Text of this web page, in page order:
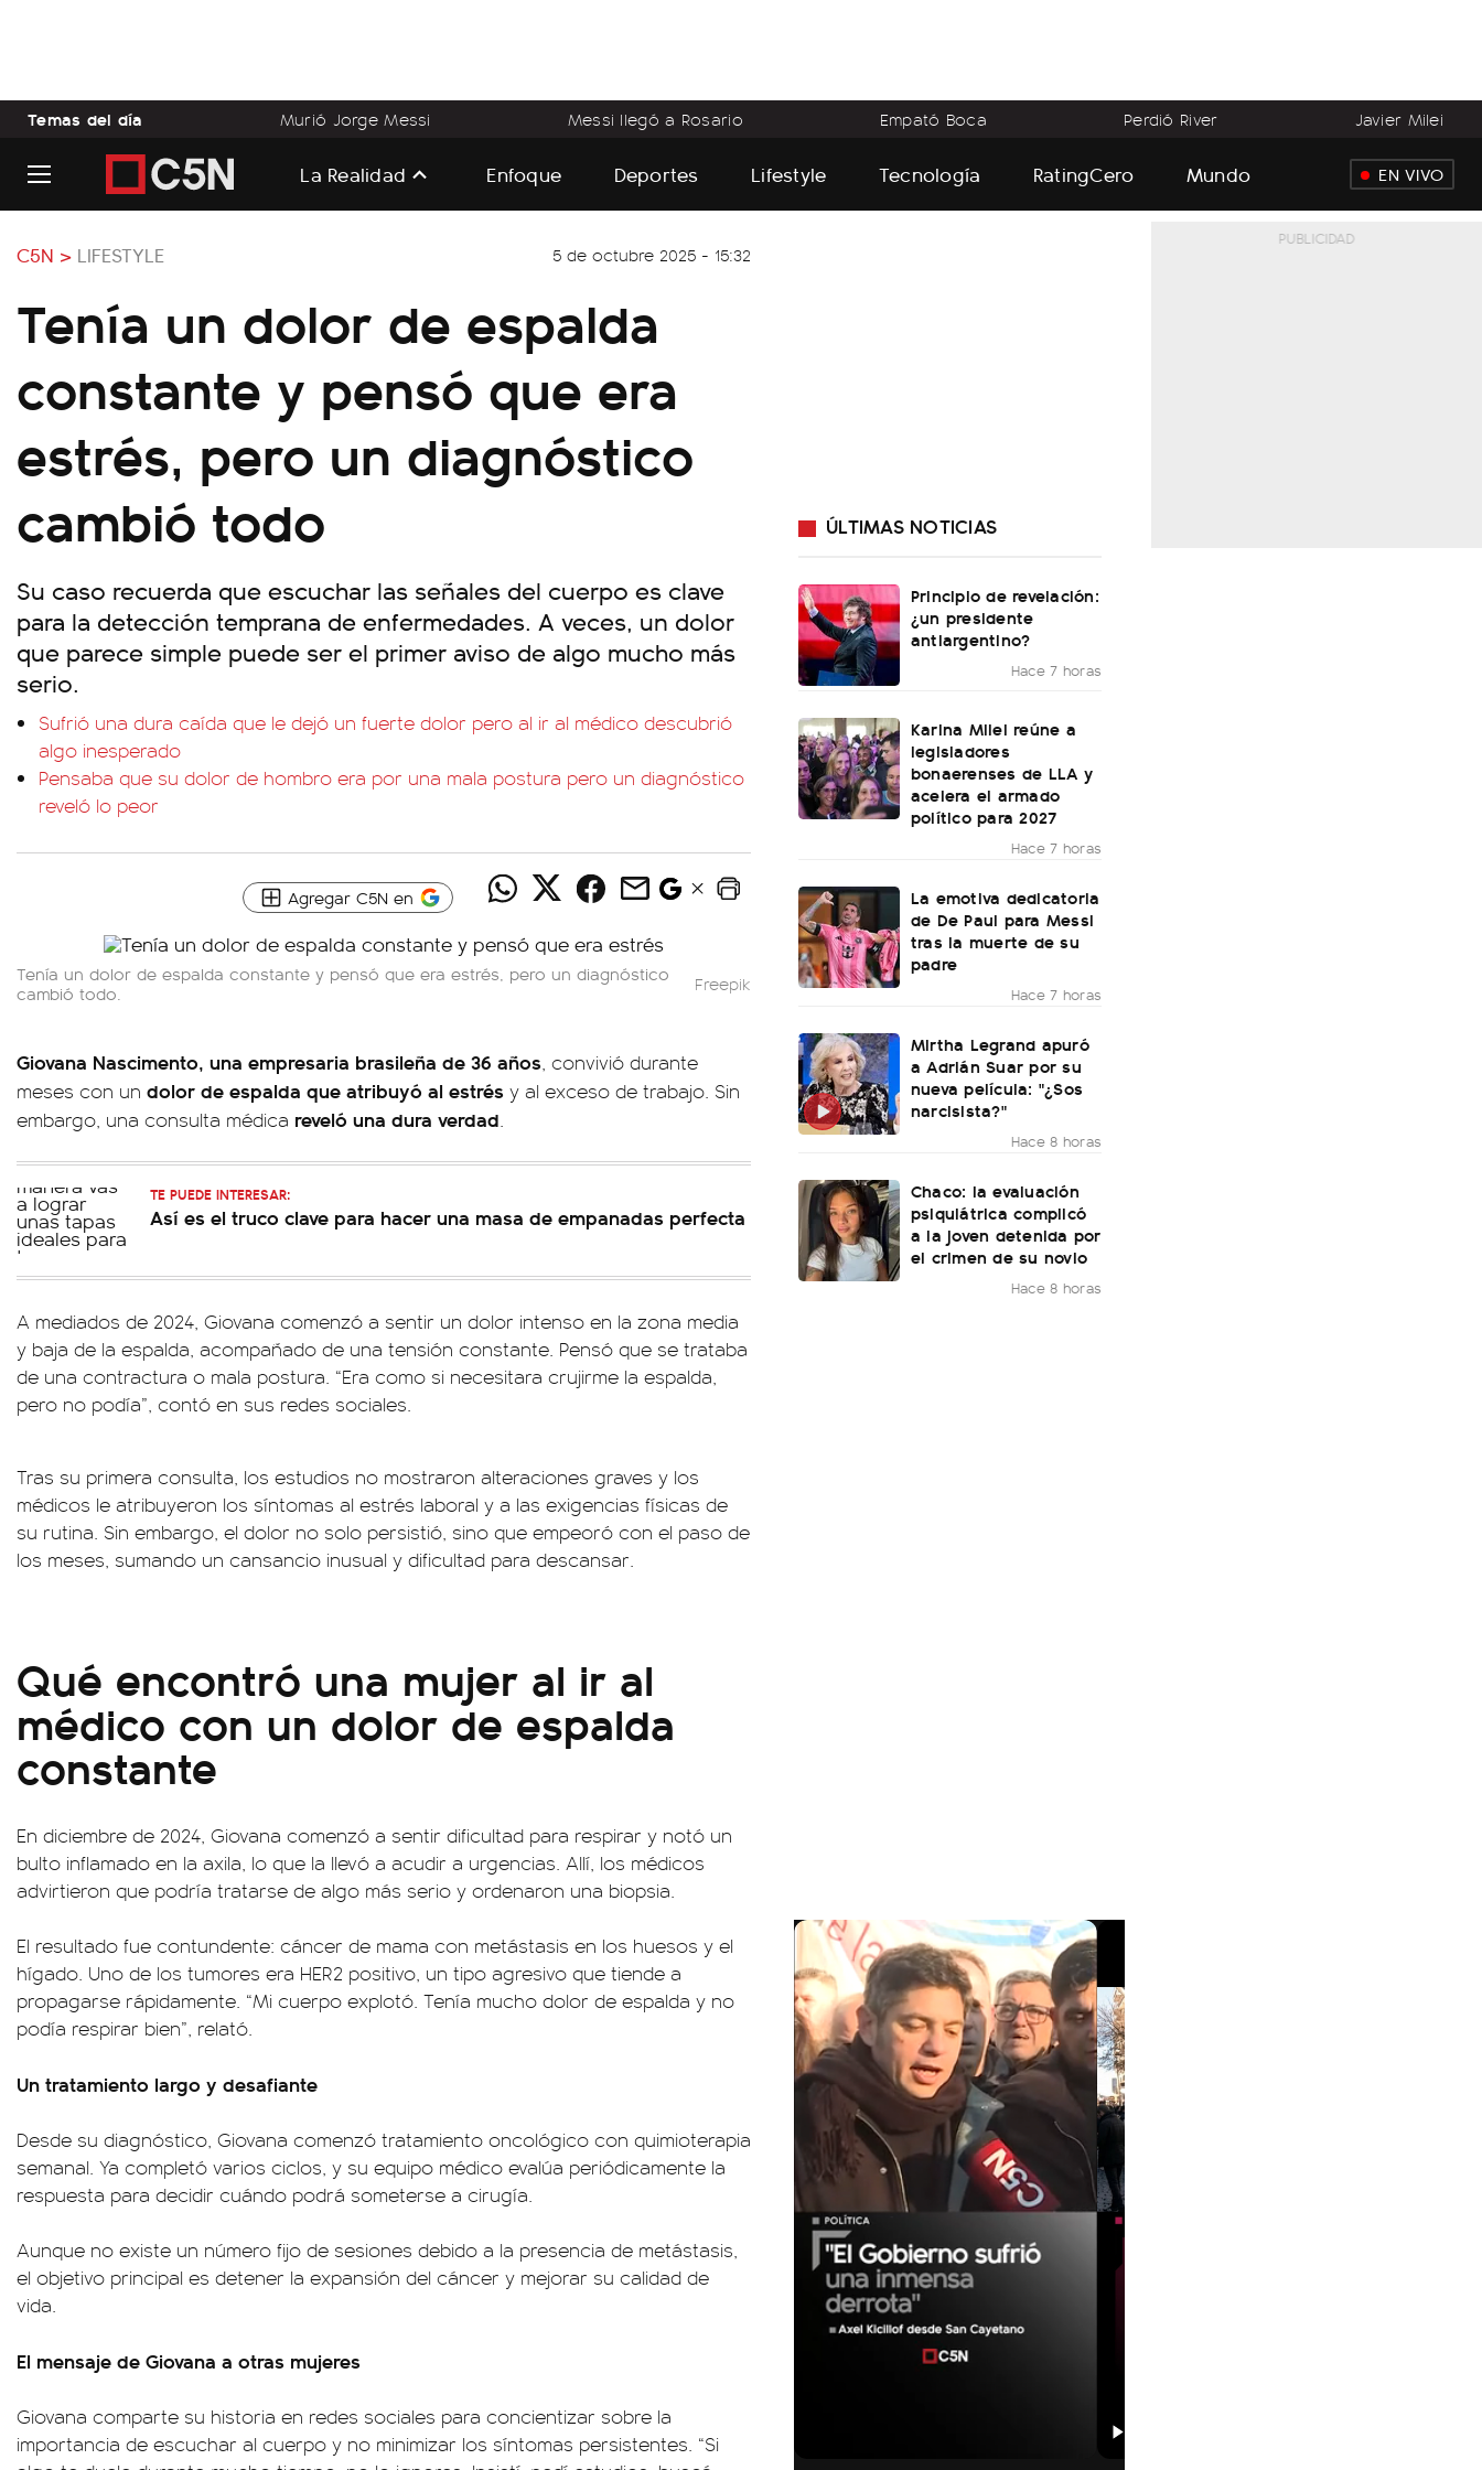
Temas del día Murió Jorge Messi Messi llegó a Rosario Empató Boca Perdió River Javier Milei
La Realidad Enfoque Deportes Lifestyle Tecnología RatingCero Mundo EN VIVO
C5N > LIFESTYLE 5 de octubre 2025 - 15:32
Tenía un dolor de espalda
constante y pensó que era
estrés, pero un diagnóstico
cambió todo
Su caso recuerda que escuchar las señales del cuerpo es clave
para la detección temprana de enfermedades. A veces, un dolor
que parece simple puede ser el primer aviso de algo mucho más
serio.
Sufrió una dura caída que le dejó un fuerte dolor pero al ir al médico descubrió
algo inesperado
Pensaba que su dolor de hombro era por una mala postura pero un diagnóstico
reveló lo peor
Agregar C5N en
Tenía un dolor de espalda constante y pensó que era estrés, pero un diagnóstico
cambió todo.
Freepik
Giovana Nascimento, una empresaria brasileña de 36 años, convivió durante
meses con un dolor de espalda que atribuyó al estrés y al exceso de trabajo. Sin
embargo, una consulta médica reveló una dura verdad.
TE PUEDE INTERESAR:
Así es el truco clave para hacer una masa de empanadas perfecta
A mediados de 2024, Giovana comenzó a sentir un dolor intenso en la zona media
y baja de la espalda, acompañado de una tensión constante. Pensó que se trataba
de una contractura o mala postura. “Era como si necesitara crujirme la espalda,
pero no podía”, contó en sus redes sociales.
Tras su primera consulta, los estudios no mostraron alteraciones graves y los
médicos le atribuyeron los síntomas al estrés laboral y a las exigencias físicas de
su rutina. Sin embargo, el dolor no solo persistió, sino que empeoró con el paso de
los meses, sumando un cansancio inusual y dificultad para descansar.
Qué encontró una mujer al ir al
médico con un dolor de espalda
constante
En diciembre de 2024, Giovana comenzó a sentir dificultad para respirar y notó un
bulto inflamado en la axila, lo que la llevó a acudir a urgencias. Allí, los médicos
advirtieron que podría tratarse de algo más serio y ordenaron una biopsia.
El resultado fue contundente: cáncer de mama con metástasis en los huesos y el
hígado. Uno de los tumores era HER2 positivo, un tipo agresivo que tiende a
propagarse rápidamente. “Mi cuerpo explotó. Tenía mucho dolor de espalda y no
podía respirar bien”, relató.
Un tratamiento largo y desafiante
Desde su diagnóstico, Giovana comenzó tratamiento oncológico con quimioterapia
semanal. Ya completó varios ciclos, y su equipo médico evalúa periódicamente la
respuesta para decidir cuándo podrá someterse a cirugía.
Aunque no existe un número fijo de sesiones debido a la presencia de metástasis,
el objetivo principal es detener la expansión del cáncer y mejorar su calidad de
vida.
El mensaje de Giovana a otras mujeres
Giovana comparte su historia en redes sociales para concientizar sobre la
importancia de escuchar al cuerpo y no minimizar los síntomas persistentes. “Si
ÚLTIMAS NOTICIAS
Principio de revelación:
¿un presidente
antiargentino?
Hace 7 horas
Karina Milei reúne a
legisladores
bonaerenses de LLA y
acelera el armado
político para 2027
Hace 7 horas
La emotiva dedicatoria
de De Paul para Messi
tras la muerte de su
padre
Hace 7 horas
Mirtha Legrand apuró
a Adrián Suar por su
nueva película: "¿Sos
narcisista?"
Hace 8 horas
Chaco: la evaluación
psiquiátrica complicó
a la joven detenida por
el crimen de su novio
Hace 8 horas
00:29